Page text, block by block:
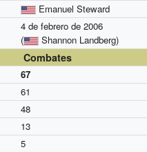
Emanuel Steward
4 de febrero de 2006
(
Shannon Landberg)
Combates
67
61
48
13
5